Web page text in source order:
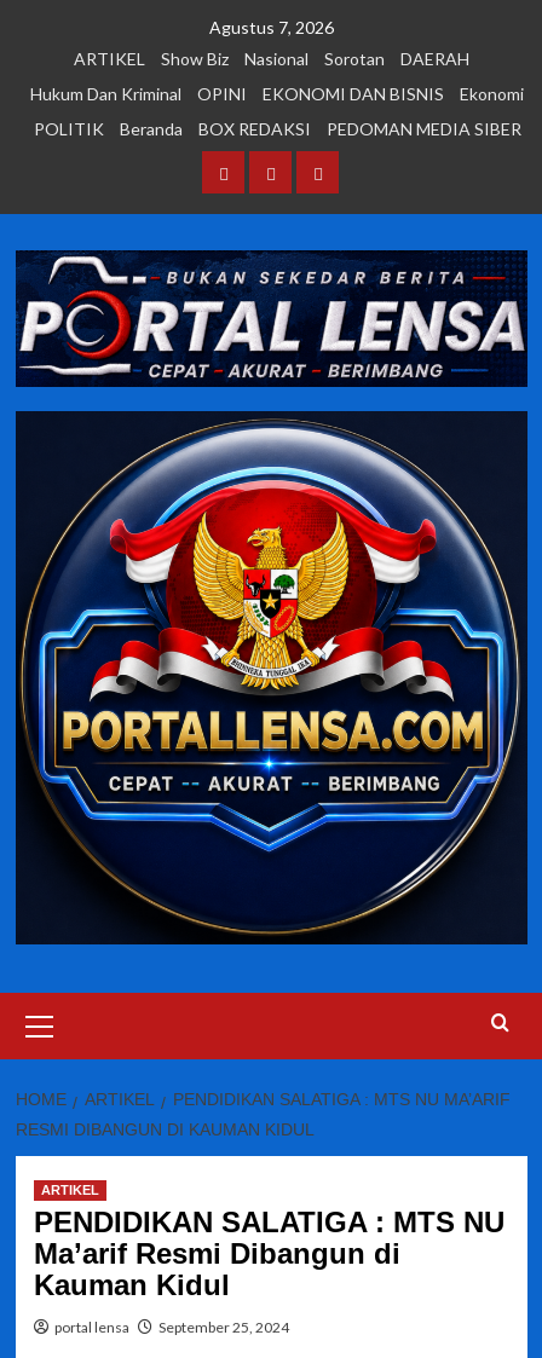
Agustus 7, 2026
ARTIKEL
Show Biz Nasional Sorotan
DAERAH
Hukum Dan Kriminal
OPINI EKONOMI DAN BISNIS
Ekonomi
POLITIK
Beranda BOX REDAKSI PEDOMAN MEDIA SIBER
BerandaBOX PEDOMAN
SIBER
Menu
HOME ARTIKEL
PENDIDIKAN SALATIGA : MTS NU MA’ARIF
RESMI DIBANGUN DI KAUMAN KIDUL
ARTIKEL
PENDIDIKAN SALATIGA : MTS NU
Ma’arif Resmi Dibangun di
Kauman Kidul
portal lensa September 25, 2024